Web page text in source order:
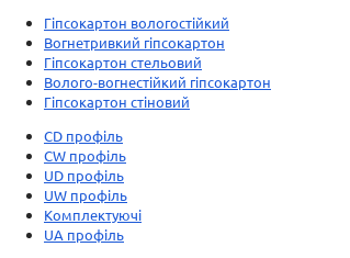
Гіпсокартон вологостійкий
Вогнетривкий гіпсокартон
Гіпсокартон стельовий
Волого-вогнестійкий гіпсокартон
Гіпсокартон стіновий
CD профіль
CW профіль
UD профіль
UW профіль
Комплектуючі
UA профіль